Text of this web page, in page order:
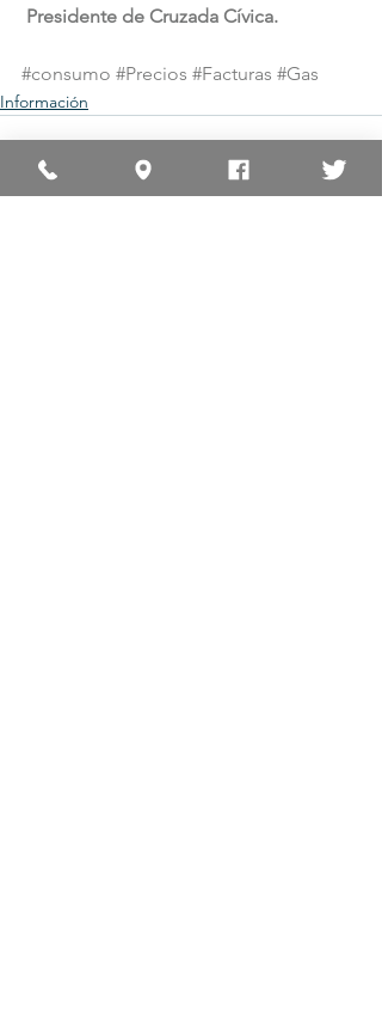
Presidente de Cruzada Cívica.
#consumo #Precios #Facturas #Gas
Información